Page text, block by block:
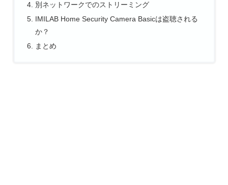
別ネットワークでのストリーミング
IMILAB Home Security Camera Basicは盗聴される
か？
まとめ